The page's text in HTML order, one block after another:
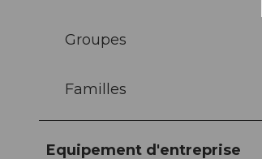
Groupes
Familles
Equipement d'entreprise